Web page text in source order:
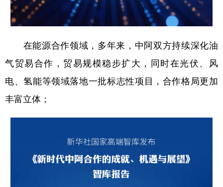
在能源合作领域，多年来，中阿双方持续深化油
气贸易合作，贸易规模稳步扩大，同时在光伏、风
电、氢能等领域落地一批标志性项目，合作格局更加
丰富立体；